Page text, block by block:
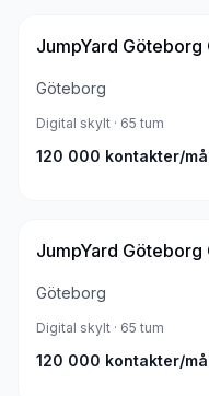
JumpYard Göteborg
Göteborg
Digital skylt · 65 tum
120 000 kontakter/
JumpYard
Göteborg
Digital skylt · 65 tum
120 000 kontakter/